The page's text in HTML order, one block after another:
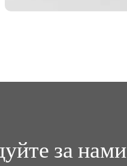
за нами